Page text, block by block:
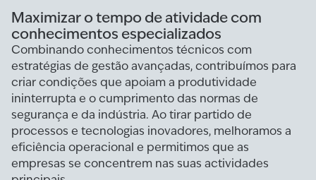
Maximizar o tempo de atividade com
conhecimentos especializados
Combinando conhecimentos técnicos com
estratégias de gestão avançadas, contribuímos para
criar condições que apoiam a produtividade
ininterrupta e o cumprimento das normas de
segurança e da indústria. Ao tirar partido de
processos e tecnologias inovadores, melhoramos a
eficiência operacional e permitimos que as
empresas se concentrem nas suas actividades